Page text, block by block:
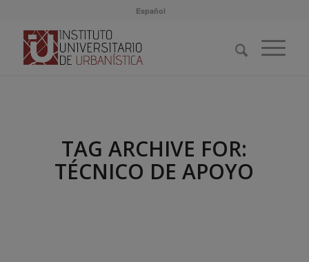
Español
TAG ARCHIVE FOR:
TÉCNICO DE APOYO